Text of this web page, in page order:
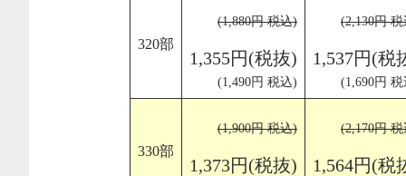
320部
(1,880円 税込)
1,355円(税抜)
(1,490円 税込)
(2,130円
1,537円(税
(1,690円
330部
(1,900円 税込)
1,373円(税抜)
(2,170円
1,564円(税